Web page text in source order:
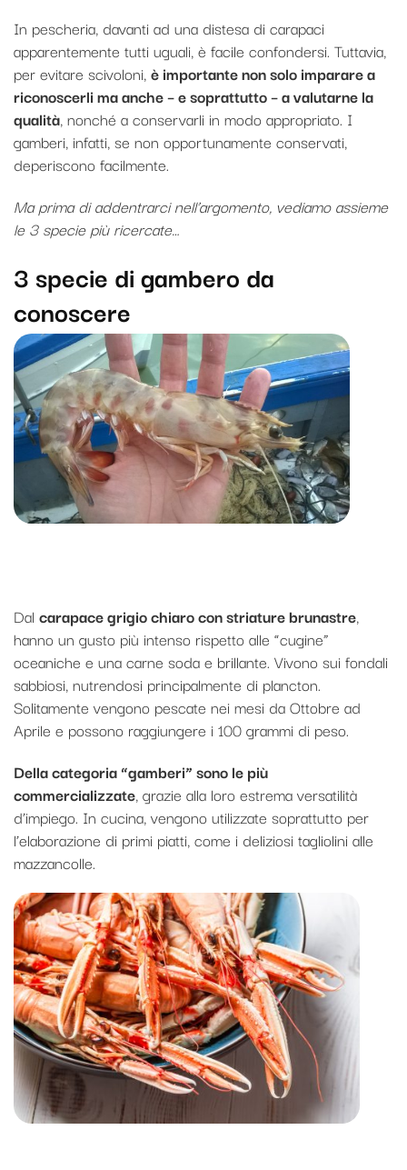
In pescheria, davanti ad una distesa di carapaci
apparentemente tutti uguali, è facile confondersi. Tuttavia,
per evitare scivoloni,è importante non solo imparare a
riconoscerli ma anche – e soprattutto – a valutarne la
qualità, nonché a conservarli in modo appropriato. I
gamberi, infatti, se non opportunamente conservati,
deperiscono facilmente.
Ma prima di addentrarci nell’argomento, vediamo assieme
le 3 specie più ricercate…
3 specie di gambero da
conoscere
Dal carapace grigio chiaro con striature brunastre,
hanno un gusto più intenso rispetto alle “cugine”
oceaniche e una carne soda e brillante. Vivono sui fondali
sabbiosi, nutrendosi principalmente di plancton.
Solitamente vengono pescate nei mesi da Ottobre ad
Aprile e possono raggiungere i 100 grammi di peso.
Della categoria “gamberi” sono le più
commercializzate, grazie alla loro estrema versatilità
d’impiego. In cucina, vengono utilizzate soprattutto per
l’elaborazione di primi piatti, come i deliziosi tagliolini alle
mazzancolle.